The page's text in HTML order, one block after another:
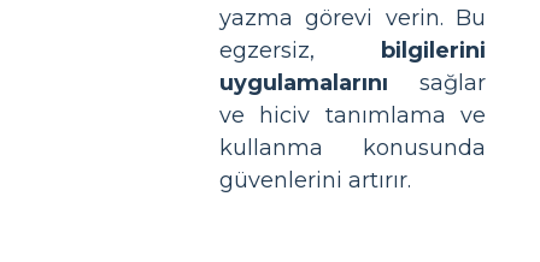
yazma görevi verin. Bu
egzersiz,
bilgilerini
uygulamalarını sağlar
ve hiciv tanımlama ve
kullanma konusunda
güvenlerini artırır.